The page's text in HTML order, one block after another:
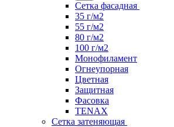
Сетка фасадная
35 г/м2
55 г/м2
80 г/м2
100 г/м2
Монофиламент
Огнеупорная
Цветная
Защитная
Фасовка
TENAX
Сетка затеняющая